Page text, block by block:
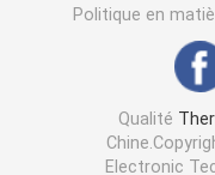
Varistance CMS
Politique en
Qualité
Electronic